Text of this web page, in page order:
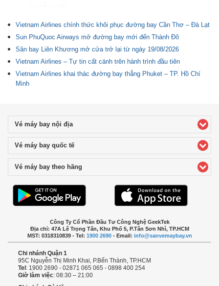
Vietnam Airlines chính thức khôi phục đường bay Cần Thơ – Đà Lạt
Sun PhuQuoc Airways mở đường bay mới đến Thành Đô
Sân bay Liên Khương mở cửa trở lại từ ngày 19/08/2026
Vietnam Airlines – Tự tin cất cánh trên hành trình đầu tiên
Vietnam Airlines khai thác đường bay thẳng Phuket – TP. Hồ Chí
Minh
Vé máy bay nội địaclick to expand contents
Vé máy bay quốc tếclick to expand contents
Vé máy bay theo hãng
Công Ty Cổ Phần Đầu Tư Công Nghệ GeekTek
Địa chỉ: 47A Lê Trọng Tấn, Khu Phố 5, P.Tân Sơn Nhì, TP.HCM
MST: 0318310839 - Tel: 1900 2690- Email: info@sanvemaybay.vn
Chi nhánh Quận 1
95C Nguyễn Thị Minh Khai, P.Bến Thành, TP.HCM
Tel : 1900 2690 - 02871 065 065 - 0898 400 254
Giờ làm việc: 08:30 – 21:00